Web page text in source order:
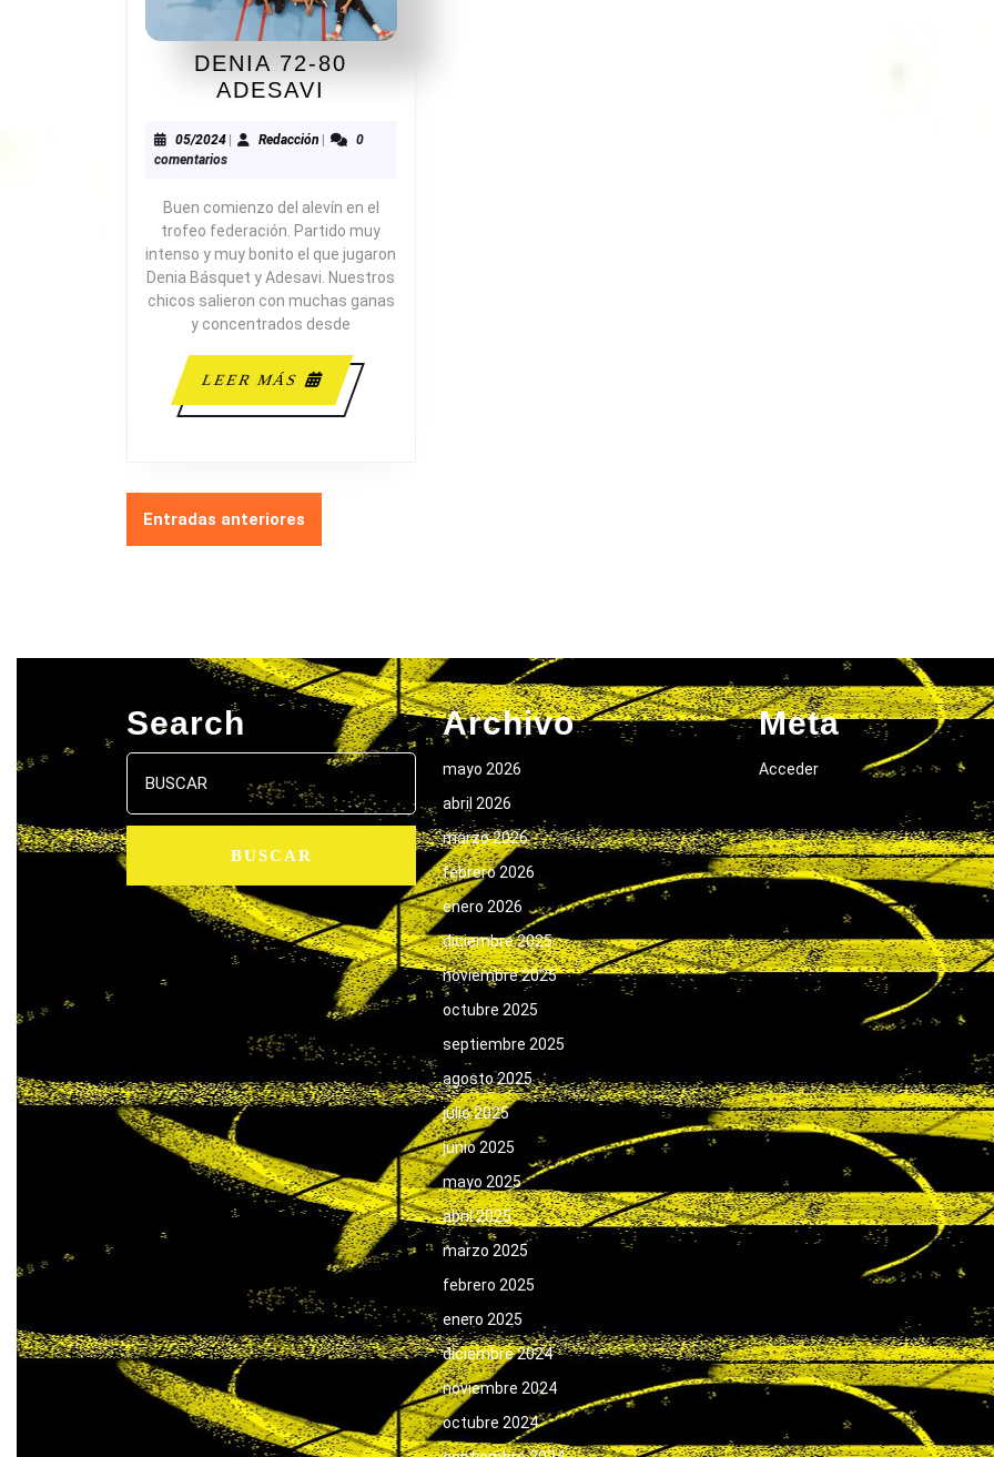
DENIA 72-80
ADESAVI
80
05/202405/2024Redacción Redacción
0
comentarios
Buen comienzo del alevín en el
trofeo federación. Partido muy
intenso y muy bonito el que jugaron
Denia Básquet y Adesavi. Nuestros
chicos salieron con muchas ganas
y concentrados desde
LEER MÁS
LEER
MÁS
NAVEGACIÓN
Entradas anteriores
Search
Buscar:
Archivo
mayo 2026
abril 2026
marzo 2026
febrero 2026
enero 2026
diciembre 2025
noviembre 2025
octubre 2025
septiembre 2025
agosto 2025
julio 2025
junio 2025
mayo 2025
abril 2025
marzo 2025
febrero 2025
enero 2025
diciembre 2024
noviembre 2024
octubre 2024
Meta
Acceder